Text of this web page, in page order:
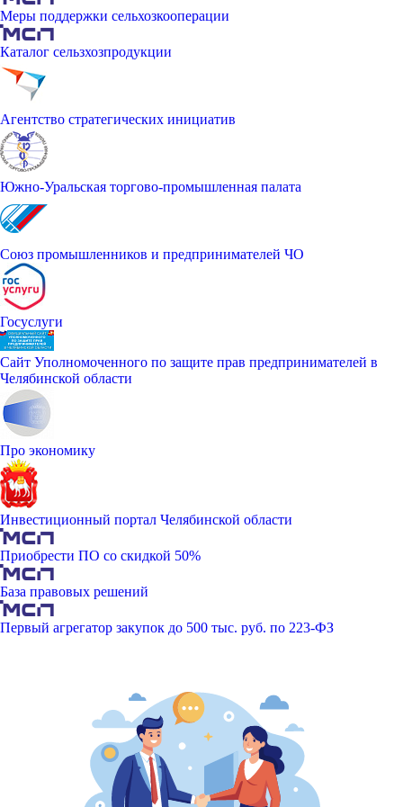
Меры поддержки сельхозкооперации
Каталог сельзхозпродукции
Агентство стратегических инициатив
Южно-Уральская торгово-промышленная палата
Союз промышленников и предпринимателей ЧО
Госуслуги
Сайт Уполномоченного по защите прав предпринимателей в
Челябинской области
Про экономику
Инвестиционный портал Челябинской области
Приобрести ПО со скидкой 50%
База правовых решений
Первый агрегатор закупок до 500 тыс. руб. по 223-ФЗ